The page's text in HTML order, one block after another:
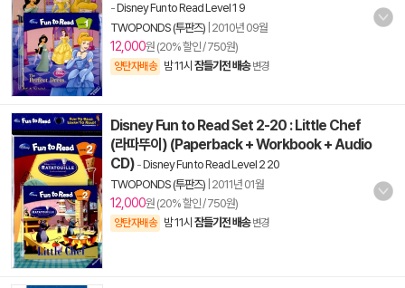
-Disney Fun to Read Level 1 9
TWOPONDS (투판즈) 2010년 09월
12,000원 (20% 할인 / 750원)
양탄자배송 밤 11시 잠들기전 배송 변경
Disney Fun to Read Set 2-20 : Little Chef
(라따뚜이) (Paperback + Workbook + Audio
CD) -Disney Fun to Read Level 2 20
TWOPONDS (투판즈) 2011년 01월
12,000원 (20% 할인 / 750원)
양탄자배송 밤 11시 잠들기전 배송 변경